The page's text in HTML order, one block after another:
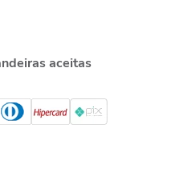
aceitas